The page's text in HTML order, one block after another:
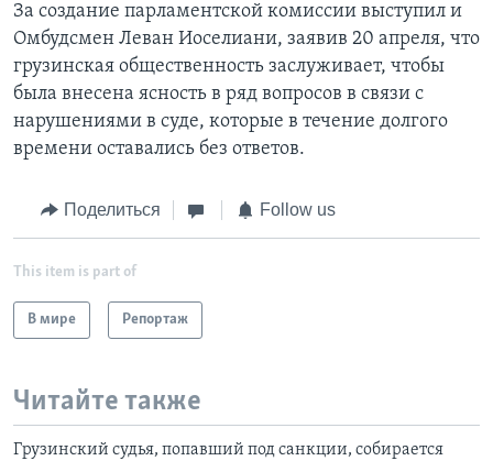
За создание парламентской комиссии выступил и
Омбудсмен Леван Иоселиани, заявив 20 апреля, что
грузинская общественность заслуживает, чтобы
была внесена ясность в ряд вопросов в связи с
нарушениями в суде, которые в течение долгого
времени оставались без ответов.
Поделиться Follow us
This item is part of
В мире Репортаж
Читайте также
Грузинский судья, попавший под санкции, собирается